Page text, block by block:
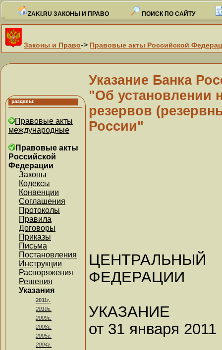
ZAKI.RU ЗАКОНЫ И ПРАВО ПОИСК ПО САЙТУ
Законы и Право-> Правовые акты Российской
Правовые акты
международные
Правовые акты
Российской
Федерации
Законы
Кодексы
Конвенции
Соглашения
Протоколы
Правила
Договоры
Приказы
Письма
Постановления
Инструкции
Распоряжения
Решения
Указания
2011г.
2010г.
2009г.
2008г.
2005г.
2004г.
Указание Банка
"Об установлении
резервов
России"
ФЕДЕРАЦИИ
УКАЗАНИЕ
от 31 января 2011